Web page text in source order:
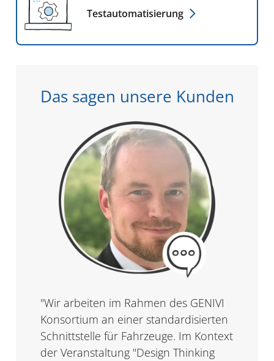
Testautomatisierung
Das sagen unsere Kunden
"Wir arbeiten im Rahmen des GENIVI
Konsortium an einer standardisierten
Schnittstelle für Fahrzeuge. Im Kontext
der Veranstaltung "Design Thinking